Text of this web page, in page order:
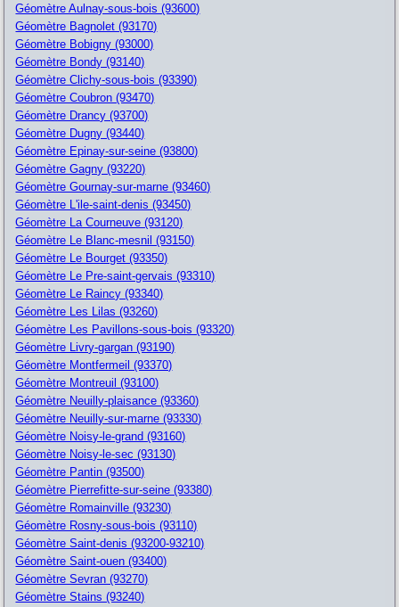
Géomètre Aulnay-sous-bois (93600)
Géomètre Bagnolet (93170)
Géomètre Bobigny (93000)
Géomètre Bondy (93140)
Géomètre Clichy-sous-bois (93390)
Géomètre Coubron (93470)
Géomètre Drancy (93700)
Géomètre Dugny (93440)
Géomètre Epinay-sur-seine (93800)
Géomètre Gagny (93220)
Géomètre Gournay-sur-marne (93460)
Géomètre L'ile-saint-denis (93450)
Géomètre La Courneuve (93120)
Géomètre Le Blanc-mesnil (93150)
Géomètre Le Bourget (93350)
Géomètre Le Pre-saint-gervais (93310)
Géomètre Le Raincy (93340)
Géomètre Les Lilas (93260)
Géomètre Les Pavillons-sous-bois (93320)
Géomètre Livry-gargan (93190)
Géomètre Montfermeil (93370)
Géomètre Montreuil (93100)
Géomètre Neuilly-plaisance (93360)
Géomètre Neuilly-sur-marne (93330)
Géomètre Noisy-le-grand (93160)
Géomètre Noisy-le-sec (93130)
Géomètre Pantin (93500)
Géomètre Pierrefitte-sur-seine (93380)
Géomètre Romainville (93230)
Géomètre Rosny-sous-bois (93110)
Géomètre Saint-denis (93200-93210)
Géomètre Saint-ouen (93400)
Géomètre Sevran (93270)
Géomètre Stains (93240)